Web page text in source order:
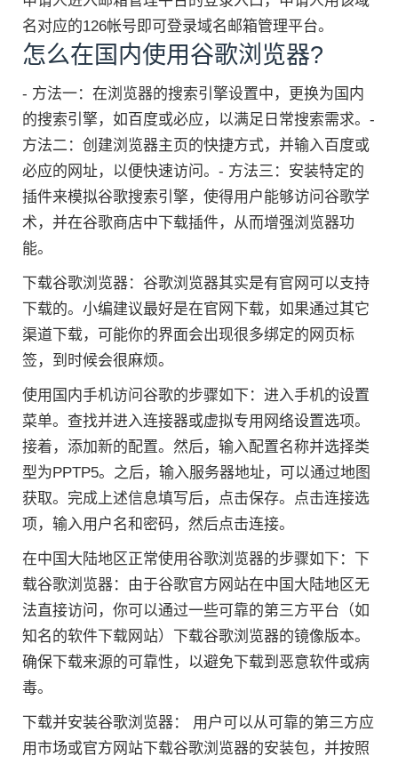
名对应的126帐号即可登录域名邮箱管理平台。
怎么在国内使用谷歌浏览器?
- 方法一：在浏览器的搜索引擎设置中，更换为国内
的搜索引擎，如百度或必应，以满足日常搜索需求。-
方法二：创建浏览器主页的快捷方式，并输入百度或
必应的网址，以便快速访问。- 方法三：安装特定的
插件来模拟谷歌搜索引擎，使得用户能够访问谷歌学
术，并在谷歌商店中下载插件，从而增强浏览器功
能。
下载谷歌浏览器：谷歌浏览器其实是有官网可以支持
下载的。小编建议最好是在官网下载，如果通过其它
渠道下载，可能你的界面会出现很多绑定的网页标
签，到时候会很麻烦。
使用国内手机访问谷歌的步骤如下：进入手机的设置
菜单。查找并进入连接器或虚拟专用网络设置选项。
接着，添加新的配置。然后，输入配置名称并选择类
型为PPTP5。之后，输入服务器地址，可以通过地图
获取。完成上述信息填写后，点击保存。点击连接选
项，输入用户名和密码，然后点击连接。
在中国大陆地区正常使用谷歌浏览器的步骤如下：下
载谷歌浏览器：由于谷歌官方网站在中国大陆地区无
法直接访问，你可以通过一些可靠的第三方平台（如
知名的软件下载网站）下载谷歌浏览器的镜像版本。
确保下载来源的可靠性，以避免下载到恶意软件或病
毒。
下载并安装谷歌浏览器： 用户可以从可靠的第三方应
用市场或官方网站下载谷歌浏览器的安装包，并按照